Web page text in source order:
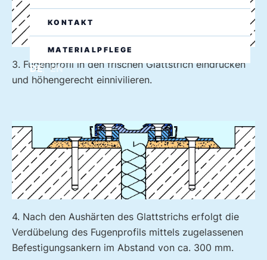
KONTAKT
MATERIALPFLEGE
DE EN
3. Fugenprofil in den frischen Glattstrich eindrücken
und höhengerecht einnivilieren.
4. Nach den Aushärten des Glattstrichs erfolgt die
Verdübelung des Fugenprofils mittels zugelassenen
Befestigungsankern im Abstand von ca. 300 mm.